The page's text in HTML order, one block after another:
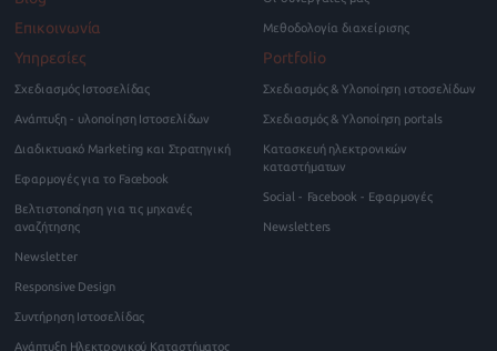
Επικοινωνία
Μεθοδολογία διαχείρισης
Υπηρεσίες
Σχεδιασμός Ιστοσελίδας
Ανάπτυξη - υλοποίηση Ιστοσελίδων
Διαδικτυακό Marketing και Στρατηγική
Εφαρμογές για το Facebook
Βελτιστοποίηση για τις μηχανές
αναζήτησης
Newsletter
Responsive Design
Συντήρηση Ιστοσελίδας
Ανάπτυξη Ηλεκτρονικού Καταστήματος
Portfolio
Σχεδιασμός & Υλοποίηση ιστοσελίδων
Σχεδιασμός & Υλοποίηση portals
Κατασκευή ηλεκτρονικών
καταστήματων
Social - Facebook - Εφαρμογές
Newsletters